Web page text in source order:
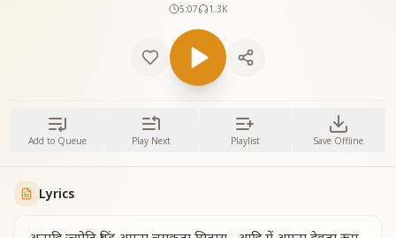
5:07
1.3K
Add to Queue Play Next Playlist Save Offline
Lyrics